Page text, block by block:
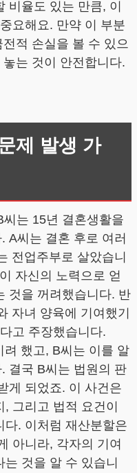
비율도 있는 만큼, 이
요해요. 만약 이 부분
적 손실을 볼 수 있으
는 것이 안전합니다.
제 발생 가
는 15년 결혼생활을
A씨는 결혼 후로 여러
전업주부로 살았습니
자신의 노력으로 얻
것을 꺼려했습니다. 반
자녀 양육에 기여했기
고 주장했습니다.
했고, B씨는 이를 알
결국 B씨는 법원의 판
게 되었죠. 이 사건은
그리고 법적 요건이
다. 이처럼 재산분할은
아니라, 각자의 기여
것을 알 수 있습니